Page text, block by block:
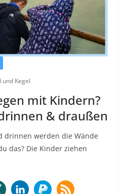
und Kegel
mit Kindern?
& draußen
drinnen werden die Wände
das? Die Kinder ziehen